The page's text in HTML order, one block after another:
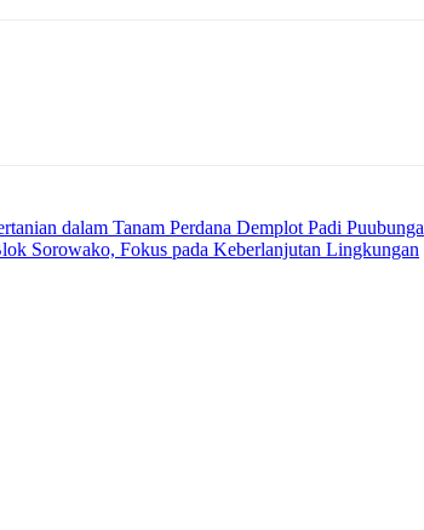
dalam Tanam Perdana Demplot Padi Puubunga
Sorowako, Fokus pada Keberlanjutan Lingkungan